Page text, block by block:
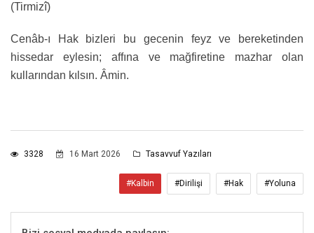
(Tirmizî)
Cenâb-ı Hak bizleri bu gecenin feyz ve bereketinden
hissedar eylesin; affına ve mağfiretine mazhar olan
kullarından kılsın. Âmin.
3328 16 Mart 2026 Tasavvuf Yazıları
#Kalbin #Dirilişi #Hak #Yoluna